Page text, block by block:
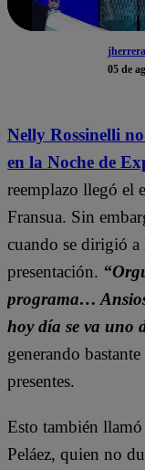
05 de
Nelly Rossinelli
en la Noche de
reemplazo llegó el
Fransua. Sin
cuando se dirigió a
presentación.
programa…
hoy día se va uno
generando
presentes.
Esto también llamó
Peláez, quien no